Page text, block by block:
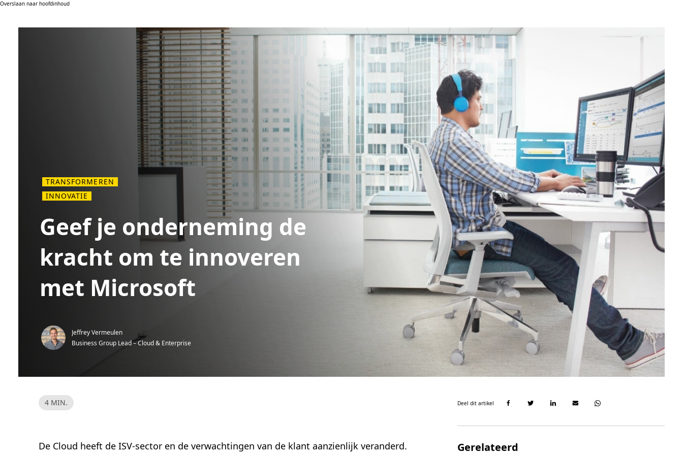
Overslaan naar hoofdinhoud
TRANSFORMEREN
INNOVATIE
Geef je onderneming de
kracht om te innoveren
met Microsoft
Jeffrey Vermeulen
Business Group Lead – Cloud & Enterprise
L
e
j
d
4 MIN.
De Cloud heeft de ISV-sector en de verwachtingen van de klant aanzienlijk veranderd.
Deel dit artikel
Gerelateerd